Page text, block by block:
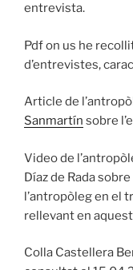
entrevista.
Pdf on us he
d’entrevistes,
Article de
Sanmartín sobre
Video de
Díaz de Rada
l’antropòleg en el
rellevant en
Colla Castellera